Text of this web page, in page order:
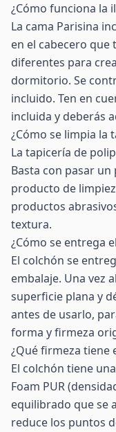
¿Cómo funciona la
La cama Parisina
en el cabecero
diferentes para
dormitorio. Se
incluido. Ten en
incluida y deberás
¿Cómo se limpia la
La tapicería de
Basta con pasar
producto de
productos
textura.
¿Cómo se entrega
El colchón se
embalaje. Una vez
superficie plana y
antes de usarlo,
forma y firmeza
¿Qué firmeza tiene
El colchón tiene
Foam PUR
equilibrado que se
reduce los puntos